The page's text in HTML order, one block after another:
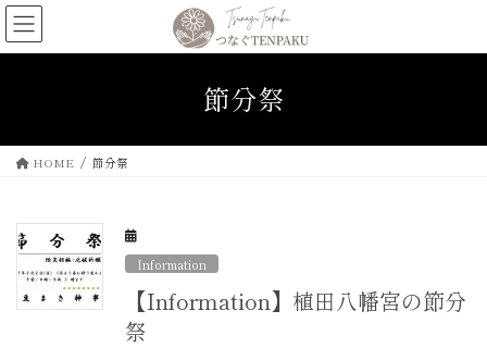
コ
ン
テ
ス
ナ
ビ
ゲ
ン
節分祭
HOME 節分祭
Information
【Information】植田八幡宮の節分
祭